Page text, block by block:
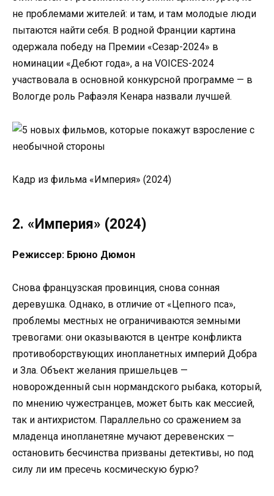
не проблемами жителей: и там, и там молодые люди
пытаются найти себя. В родной Франции картина
одержала победу на Премии «Сезар-2024» в
номинации «Дебют года», а на VOICES-2024
участвовала в основной конкурсной программе — в
Вологде роль Рафаэля Кенара назвали лучшей.
Кадр из фильма «Империя» (2024)
2. «Империя» (2024)
Режиссер: Брюно Дюмон
Снова французская провинция, снова сонная
деревушка. Однако, в отличие от «Цепного пса»,
проблемы местных не ограничиваются земными
тревогами: они оказываются в центре конфликта
противоборствующих инопланетных империй Добра
и Зла. Объект желания пришельцев —
новорожденный сын нормандского рыбака, который,
по мнению чужестранцев, может быть как мессией,
так и антихристом. Параллельно со сражением за
младенца инопланетяне мучают деревенских —
остановить бесчинства призваны детективы, но под
силу ли им пресечь космическую бурю?